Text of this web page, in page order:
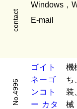
Windows，
contact E-mail
No.4996
ゴイ ト
ネー ゴ
ン コ ト
ー カ タ
機
ち
装
械